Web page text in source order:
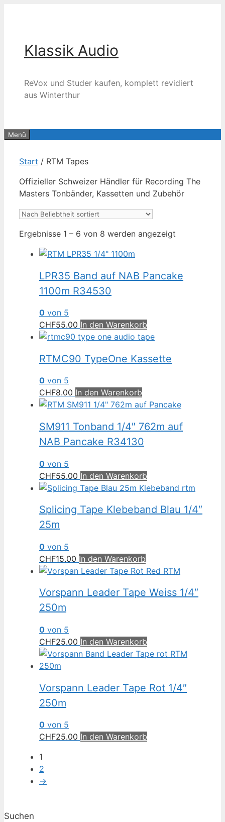
Klassik Audio
ReVox und Studer kaufen, komplett revidiert
aus Winterthur
Menü
Start / RTM Tapes
Offizieller Schweizer Händler für Recording The
Masters Tonbänder, Kassetten und Zubehör
Ergebnisse 1 – 6 von 8 werden angezeigt
LPR35 Band auf NAB Pancake
1100m R34530
0 von 5
CHF55.00 In den Warenkorb
RTMC90 TypeOne Kassette
0 von 5
CHF8.00 In den Warenkorb
SM911 Tonband 1/4″ 762m auf
NAB Pancake R34130
0 von 5
CHF55.00 In den Warenkorb
Splicing Tape Klebeband Blau 1/4″
25m
0 von 5
CHF15.00 In den Warenkorb
Vorspann Leader Tape Weiss 1/4″
250m
0 von 5
CHF25.00 In den Warenkorb
Vorspann Leader Tape Rot 1/4″
250m
0 von 5
CHF25.00 In den Warenkorb
1
2
→
Suchen